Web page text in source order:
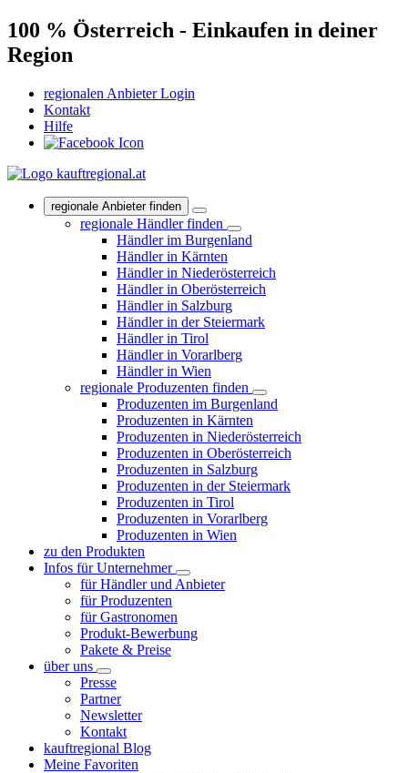
100 % Österreich - Einkaufen in deiner
Region
regionalen Anbieter Login
Kontakt
Hilfe
regionale Anbieter finden
regionale Händler finden
Händler im Burgenland
Händler in Kärnten
Händler in Niederösterreich
Händler in Oberösterreich
Händler in Salzburg
Händler in der Steiermark
Händler in Tirol
Händler in Vorarlberg
Händler in Wien
regionale Produzenten finden
Produzenten im Burgenland
Produzenten in Kärnten
Produzenten in Niederösterreich
Produzenten in Oberösterreich
Produzenten in Salzburg
Produzenten in der Steiermark
Produzenten in Tirol
Produzenten in Vorarlberg
Produzenten in Wien
zu den Produkten
Infos für Unternehmer
für Händler und Anbieter
für Produzenten
für Gastronomen
Produkt-Bewerbung
Pakete & Preise
über uns
Presse
Partner
Newsletter
Kontakt
kauftregional Blog
Meine Favoriten